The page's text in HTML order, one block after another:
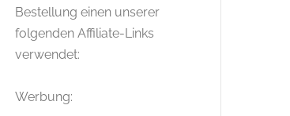
Bestellung einen unserer
folgenden Affiliate-Links
verwendet:
Werbung: